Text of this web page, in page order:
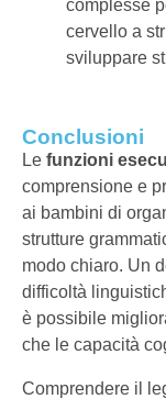
complesse
cervello a
sviluppare
Conclusioni
Le funzioni
comprensione e
ai bambini di
strutture
modo chiaro. Un
difficoltà
è possibile
che le capacità
Comprendere il